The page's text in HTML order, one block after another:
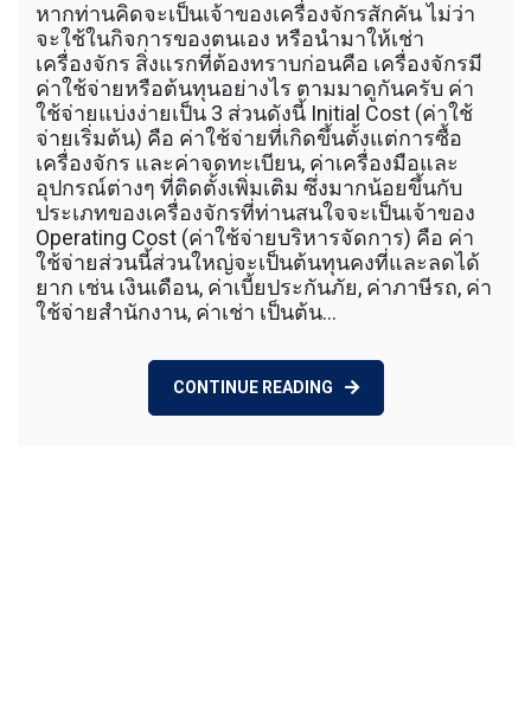
การ
ของ
เครื่องจักร
ให้
เช่า
หากท่านคิดจะเป็นเจ้าของเครื่องจักรสักคัน ไม่ว่า
จะใช้ในกิจการของตนเอง หรือนำมาให้เช่า
เครื่องจักร สิ่งแรกที่ต้องทราบก่อนคือ เครื่องจักรมี
ค่าใช้จ่ายหรือต้นทุนอย่างไร ตามมาดูกันครับ ค่า
ใช้จ่ายแบ่งง่ายเป็น 3 ส่วนดังนี้ Initial Cost (ค่าใช้
จ่ายเริ่มต้น) คือ ค่าใช้จ่ายที่เกิดขึ้นตั้งแต่การซื้อ
เครื่องจักร และค่าจดทะเบียน, ค่าเครื่องมือและ
อุปกรณ์ต่างๆ ที่ติดตั้งเพิ่มเติม ซึ่งมากน้อยขึ้นกับ
ประเภทของเครื่องจักรที่ท่านสนใจจะเป็นเจ้าของ
Operating Cost (ค่าใช้จ่ายบริหารจัดการ) คือ ค่า
ใช้จ่ายส่วนนี้ส่วนใหญ่จะเป็นต้นทุนคงที่และลดได้
ยาก เช่น เงินเดือน, ค่าเบี้ยประกันภัย, ค่าภาษีรถ, ค่า
ใช้จ่ายสำนักงาน, ค่าเช่า เป็นต้น…
CONTINUE READING